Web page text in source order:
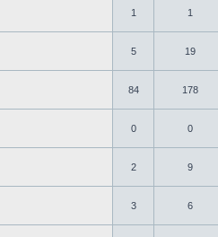
1 1
5 19
84 178
0 0
2 9
3 6